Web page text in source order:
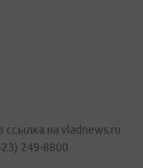
на vladnews.ru
249-8800